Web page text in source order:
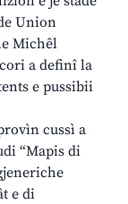
Union
Michêl
a definî la
e pussibii
cussì a
“Mapis di
e di